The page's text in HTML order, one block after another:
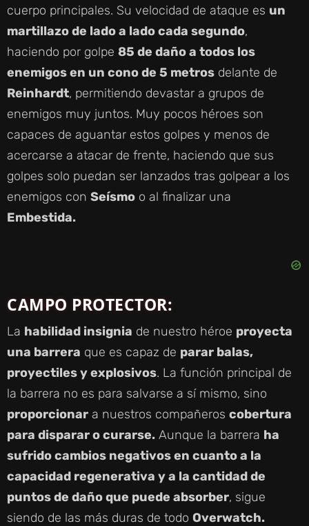
E
O
cuerpo principales. Su velocidad de ataque es un
martillazo de lado a lado cada segundo,
haciendo por golpe 85 de daño a todos los
enemigos en un cono de 5 metros delante de
Reinhardt, permitiendo devastar a grupos de
enemigos muy juntos. Muy pocos héroes son
capaces de aguantar estos golpes y menos de
acercarse a atacar de frente, haciendo que sus
golpes solo puedan ser lanzados tras golpear a los
enemigos con Seísmo o al finalizar una
Embestida.
CAMPO PROTECTOR:
La habilidad insignia de nuestro héroe proyecta
una barrera que es capaz de parar balas,
proyectiles y explosivos. La función principal de
la barrera no es para salvarse a sí mismo, sino
proporcionar a nuestros compañeros cobertura
para disparar o curarse. Aunque la barrera ha
sufrido cambios negativos en cuanto a la
capacidad regenerativa y a la cantidad de
puntos de daño que puede absorber, sigue
siendo de las más duras de todo Overwatch.